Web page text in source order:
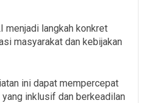
menjadi langkah konkret
masyarakat dan kebijakan
ini dapat mempercepat
inklusif dan berkeadilan